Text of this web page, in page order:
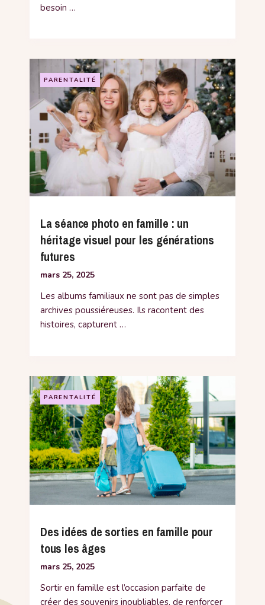
besoin …
PARENTALITÉ
La séance photo en famille : un
héritage visuel pour les générations
futures
mars 25, 2025
Les albums familiaux ne sont pas de simples
archives poussiéreuses. Ils racontent des
histoires, capturent …
PARENTALITÉ
Des idées de sorties en famille pour
tous les âges
mars 25, 2025
Sortir en famille est l’occasion parfaite de
créer des souvenirs inoubliables, de renforcer